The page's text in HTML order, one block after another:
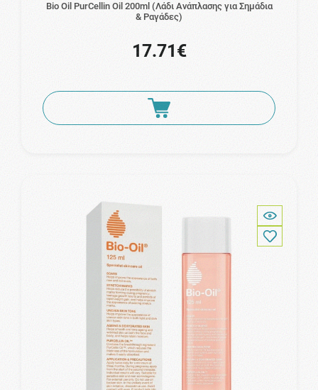
Bio Oil PurCellin Oil 200ml (Λάδι Ανάπλασης για Σημάδια
& Ραγάδες)
17.71€